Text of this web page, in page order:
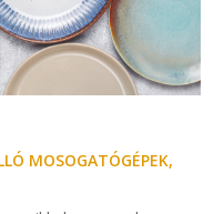
MOSOGATÓGÉPEK,